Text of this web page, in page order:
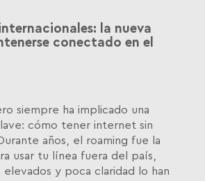
la nueva
conectado en el
siempre ha implicado una
cómo tener internet sin
años, el roaming fue la
usar tu línea fuera del país,
elevados y poca claridad lo han